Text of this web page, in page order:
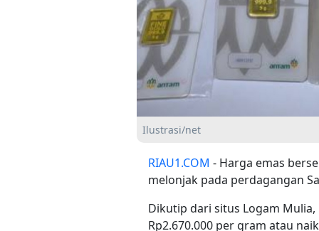
Ilustrasi/net
RIAU1.COM - Harga emas
melonjak pada perdagangan
Dikutip dari situs Logam
Rp2.670.000 per gram atau